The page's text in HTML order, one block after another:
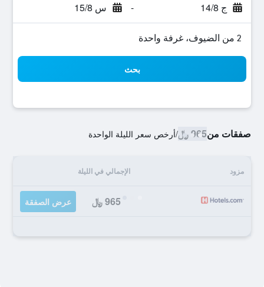
ج 14/8 - س 15/8
2 من الضيوف، غرفة واحدة
بحث
صفقات من965 ﷼ /أرخص سعر الليلة الواحدة
مزود الإجمالي في الليلة
965 ﷼ عرض الصفقة